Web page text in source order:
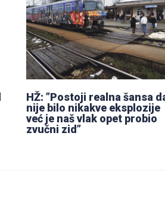
HŽ: ”Postoji realna šansa
nije bilo nikakve eksplozije
već je naš vlak opet probio
zvučni zid”